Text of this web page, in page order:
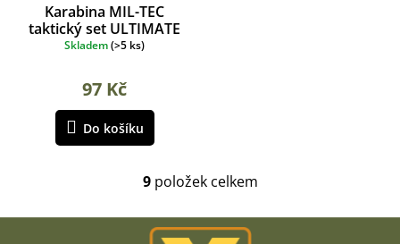
Karabina MIL-TEC
taktický set ULTIMATE
Olive
Skladem(>5 ks)
97 Kč
Do košíku
O
l
9položek celkem
Z